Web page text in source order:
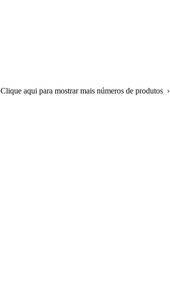
Clique aqui para mostrar mais números de produtos ›